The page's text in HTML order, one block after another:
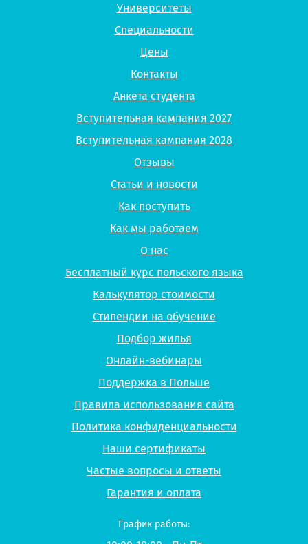
Университеты
Специальности
Цены
Контакты
Анкета студента
Вступительная кампания 2027
Вступительная кампания 2028
Отзывы
Статьи и новости
Как поступить
Как мы работаем
О нас
Бесплатный курс польского языка
Калькулятор стоимости
Стипендии на обучение
Подбор жилья
Онлайн-вебинары
Поддержка в Польше
Правила использования сайта
Политика конфиденциальности
Наши сертификаты
Частые вопросы и ответы
Гарантия и оплата
График работы: